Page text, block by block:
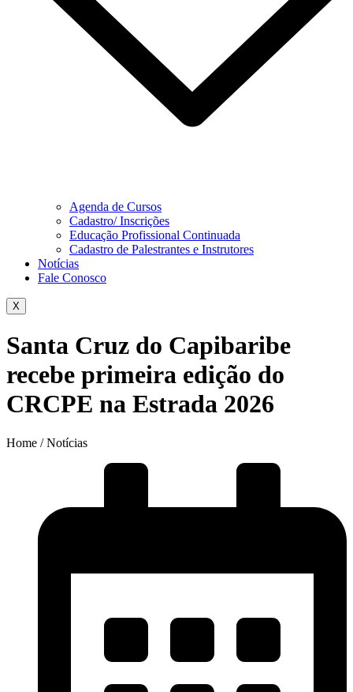
Agenda de Cursos
Cadastro/ Inscrições
Educação Profissional Continuada
Cadastro de Palestrantes e Instrutores
Notícias
Fale Conosco
X
Santa Cruz do Capibaribe
recebe primeira edição do
CRCPE na Estrada 2026
Home / Notícias